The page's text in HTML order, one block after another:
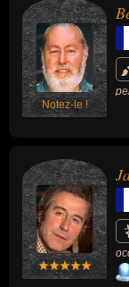
Notez-le !